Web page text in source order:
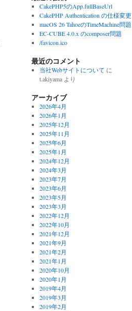
CakePHP5のApp.fullBaseUrl
CakePHP Authentication の仕様変更
macOS 26 TahoeのTimeMachine問題
EC-CUBE 4.0.x のcomposer問題
/favicon.ico
最近のコメント
当社Webサイトについて に
t.akiyamaより
アーカイブ
2026年4月
2026年1月
2025年12月
2025年11月
2025年6月
2025年1月
2024年12月
2024年3月
2023年7月
2023年6月
2023年5月
2023年3月
2022年12月
2022年10月
2021年12月
2021年9月
2021年2月
2021年1月
2020年10月
2020年1月
2019年4月
2019年3月
2019年2月